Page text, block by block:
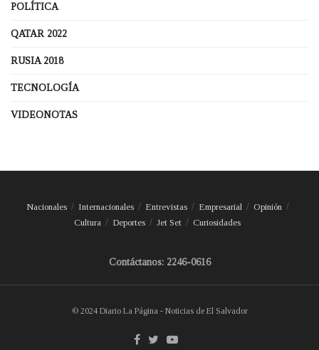
POLÍTICA
QATAR 2022
RUSIA 2018
TECNOLOGÍA
VIDEONOTAS
Nacionales Internacionales Entrevistas Empresarial
Opinión
Cultura
Deportes Jet Set Curiosidades
Contáctanos: 2246-0616
© 2024 Diario La Página - Noticias de El Salvador